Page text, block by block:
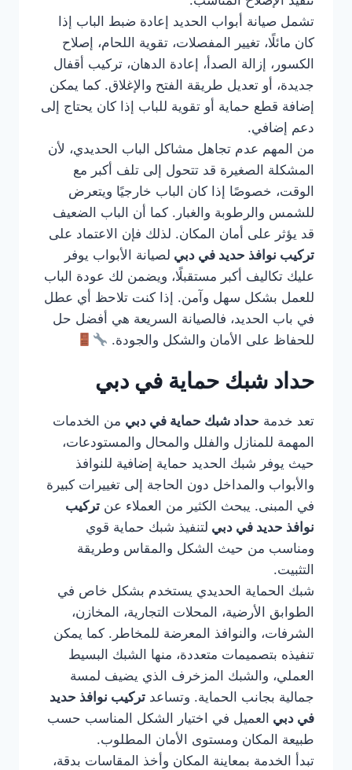
تشمل صيانة أبواب الحديد إعادة ضبط الباب إذا
كان مائلًا، تغيير المفصلات، تقوية اللحام، إصلاح
الكسور، إزالة الصدأ، إعادة الدهان، تركيب أقفال
جديدة، أو تعديل طريقة الفتح والإغلاق. كما يمكن
إضافة قطع حماية أو تقوية للباب إذا كان يحتاج إلى
دعم إضافي.
من المهم عدم تجاهل مشاكل الباب الحديدي، لأن
المشكلة الصغيرة قد تتحول إلى تلف أكبر مع
الوقت، خصوصًا إذا كان الباب خارجيًا ويتعرض
للشمس والرطوبة والغبار. كما أن الباب الضعيف
قد يؤثر على أمان المكان. لذلك فإن الاعتماد على
تركيب نوافذ حديد في دبي لصيانة الأبواب يوفر
عليك تكاليف أكبر مستقبلًا، ويضمن لك عودة الباب
للعمل بشكل سهل وآمن. إذا كنت تلاحظ أي عطل
في باب الحديد، فالصيانة السريعة هي أفضل حل
للحفاظ على الأمان والشكل والجودة.
حداد شبك حماية في دبي
تعد خدمة حداد شبك حماية في دبي من الخدمات
المهمة للمنازل والفلل والمحال والمستودعات،
حيث يوفر شبك الحديد حماية إضافية للنوافذ
والأبواب والمداخل دون الحاجة إلى تغييرات كبيرة
في المبنى. يبحث الكثير من العملاء عن تركيب
نوافذ حديد في دبي لتنفيذ شبك حماية قوي
ومناسب من حيث الشكل والمقاس وطريقة
التثبيت.
شبك الحماية الحديدي يستخدم بشكل خاص في
الطوابق الأرضية، المحلات التجارية، المخازن،
الشرفات، والنوافذ المعرضة للمخاطر. كما يمكن
تنفيذه بتصميمات متعددة، منها الشبك البسيط
العملي، والشبك المزخرف الذي يضيف لمسة
جمالية بجانب الحماية. وتساعد تركيب نوافذ حديد
في دبي العميل في اختيار الشكل المناسب حسب
طبيعة المكان ومستوى الأمان المطلوب.
تبدأ الخدمة بمعاينة المكان وأخذ المقاسات بدقة،